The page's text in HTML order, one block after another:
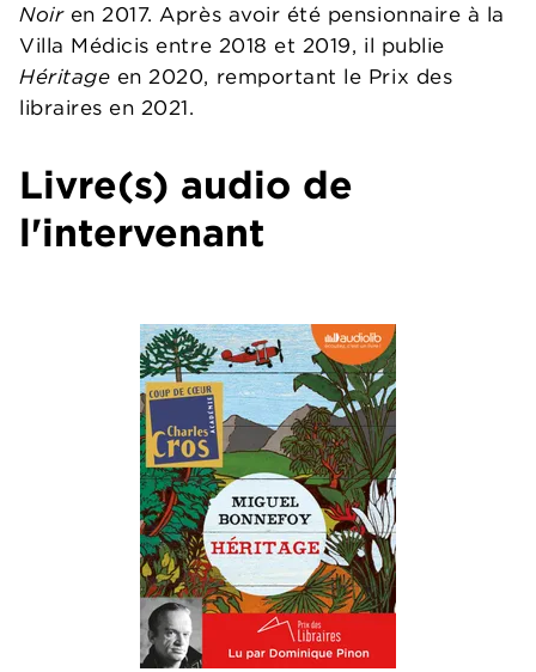
Noiren 2017. Après avoir été pensionnaire à la
Villa Médicis entre 2018 et 2019, il publie
Héritage en 2020, remportant le Prix des
libraires en 2021.
Livre(s) audio de
l'intervenant